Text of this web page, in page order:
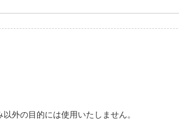
外の目的には使用いたしません。